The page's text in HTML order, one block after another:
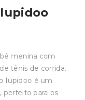
menina com
tênis de corrida.
Iupidoo é um
perfeito para os